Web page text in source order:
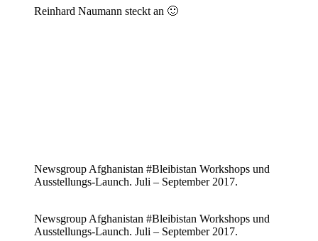
Reinhard Naumann steckt an 🙂
Newsgroup Afghanistan #Bleibistan Workshops und
Ausstellungs-Launch. Juli – September 2017.
Newsgroup Afghanistan #Bleibistan Workshops und
Ausstellungs-Launch. Juli – September 2017.